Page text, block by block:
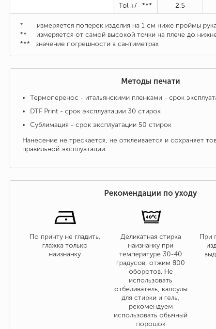
Tol +/- ***
2,5
* измеряется поперек изделия на 1 см ниже проймы
** измеряется от самой высокой точки на плече до
*** значение погрешности в сантиметрах
Методы печати
Термоперенос - итальянскими пленками - срок
DTF Print - срок эксплуатации 30 стирок
Сублимация - срок эксплуатации 50 стирок
Нанесение не трескается, не отклеивается и сохраняет
правильной эксплуатации.
Рекомендации по уходу
По принту не гладить,
глажка только
наизнанку
Деликатная стирка
наизнанку при
температуре 30-40
градусов, отжим 800
оборотов. Не
использовать
отбеливатель, капсулы
для стирки и гель,
рекомендуем
использовать обычный
порошок
При